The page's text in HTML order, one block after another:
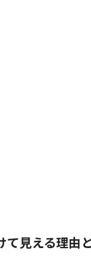
て見える理由